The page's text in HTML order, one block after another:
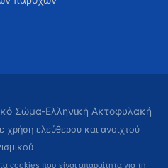
Σώμα-Ελληνική Ακτοφυλακή
χρήση ελεύθερου και ανοιχτού
cookies που είναι απαραίτητα για τη